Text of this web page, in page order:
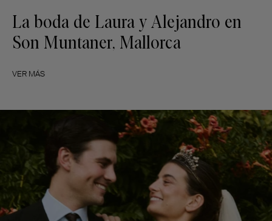
La boda de Laura y Alejandro en
Son Muntaner, Mallorca
VER MÁS